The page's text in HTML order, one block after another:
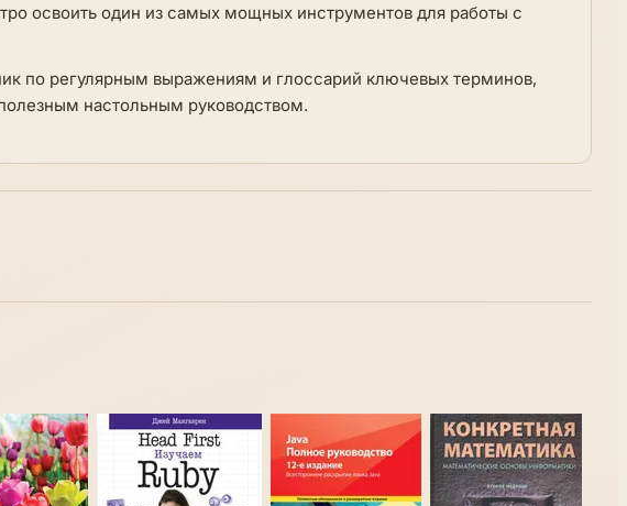
освоить один из самых мощных инструментов для работы с
по регулярным выражениям и глоссарий ключевых терминов,
настольным руководством.